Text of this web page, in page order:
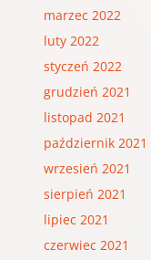
marzec 2022
luty 2022
styczeń 2022
grudzień 2021
listopad 2021
październik 2021
wrzesień 2021
sierpień 2021
lipiec 2021
czerwiec 2021